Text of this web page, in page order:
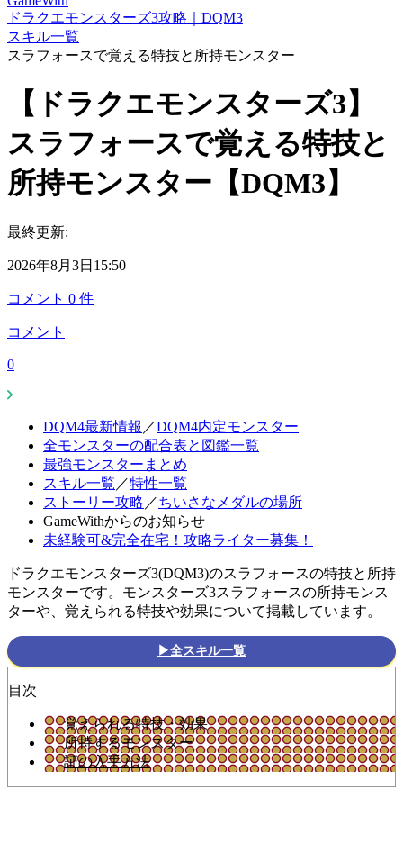
ドラクエモンスターズ3攻略｜DQM3
スキル一覧
スラフォースで覚える特技と所持モンスター
【ドラクエモンスターズ3】
スラフォースで覚える特技と
所持モンスター【DQM3】
最終更新:
2026年8月3日15:50
コメント 0 件
コメント
0
DQM4最新情報 ／DQM4内定モンスター
全モンスターの配合表と図鑑一覧
最強モンスターまとめ
スキル一覧 ／特性一覧
ストーリー攻略 ／ちいさなメダルの場所
GameWithからのお知らせ
未経験可&完全在宅！攻略ライター募集！
ドラクエモンスターズ3(DQM3)のスラフォースの特技と所持
モンスターです。モンスターズ3スラフォースの所持モンス
ターや、覚えられる特技や効果について掲載しています。
▶全スキル一覧
目次
覚えられる特技・効果
所持するモンスター
証の入手方法